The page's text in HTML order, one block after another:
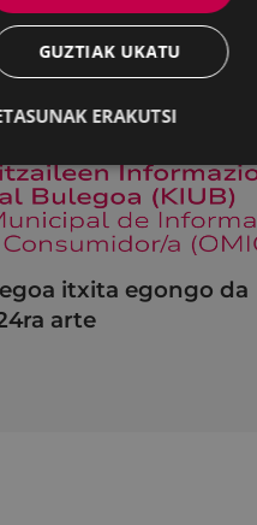
itxita egongo da
arte
GUZTIAK UKATU
ERAKUTSI